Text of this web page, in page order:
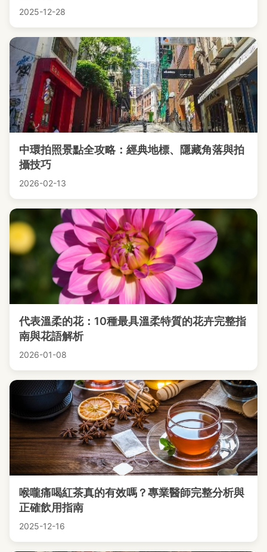
2025-12-28
中環拍照景點全攻略：經典地標、隱藏角落與拍
攝技巧
2026-02-13
代表溫柔的花：10種最具溫柔特質的花卉完整指
南與花語解析
2026-01-08
喉嚨痛喝紅茶真的有效嗎？專業醫師完整分析與
正確飲用指南
2025-12-16